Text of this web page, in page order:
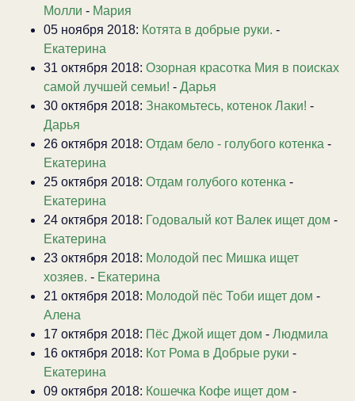
Молли - Мария
05 ноября 2018: Котята в добрые руки. -
Екатерина
31 октября 2018: Озорная красотка Мия в поисках
самой лучшей семьи! - Дарья
30 октября 2018: Знакомьтесь, котенок Лаки! -
Дарья
26 октября 2018: Отдам бело - голубого котенка -
Екатерина
25 октября 2018: Отдам голубого котенка -
Екатерина
24 октября 2018: Годовалый кот Валек ищет дом -
Екатерина
23 октября 2018: Молодой пес Мишка ищет
хозяев. - Екатерина
21 октября 2018: Молодой пёс Тоби ищет дом -
Алена
17 октября 2018: Пёс Джой ищет дом - Людмила
16 октября 2018: Кот Рома в Добрые руки -
Екатерина
09 октября 2018: Кошечка Кофе ищет дом -